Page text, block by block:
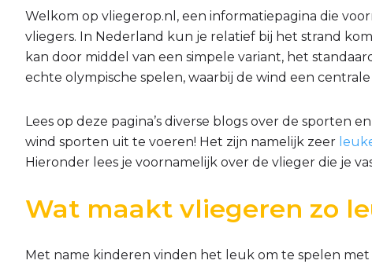
Welkom op vliegerop.nl, een informatiepagina die
vliegers. In Nederland kun je relatief bij het strand
kan door middel van een simpele variant, het
echte olympische spelen, waarbij de wind een
Lees op deze pagina’s diverse blogs over de sporten
wind sporten uit te voeren! Het zijn namelijk zeer
Hieronder lees je voornamelijk over de vlieger die je
Wat maakt vliegeren zo
Met name kinderen vinden het leuk om te spelen met